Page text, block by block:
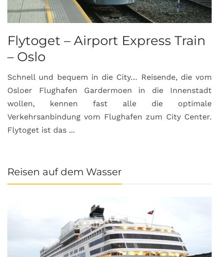
Flytoget – Airport Express Train
– Oslo
Schnell und bequem in die City… Reisende, die vom
Osloer Flughafen Gardermoen in die Innenstadt
wollen, kennen fast alle die optimale
Verkehrsanbindung vom Flughafen zum City Center.
Flytoget ist das ...
Reisen auf dem Wasser